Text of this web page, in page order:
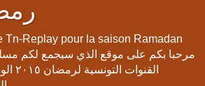
Tn-Replay pour la saison Ramadan